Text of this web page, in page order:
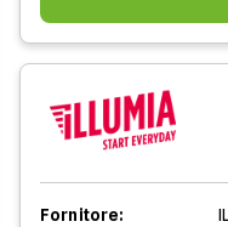
Fornitore: